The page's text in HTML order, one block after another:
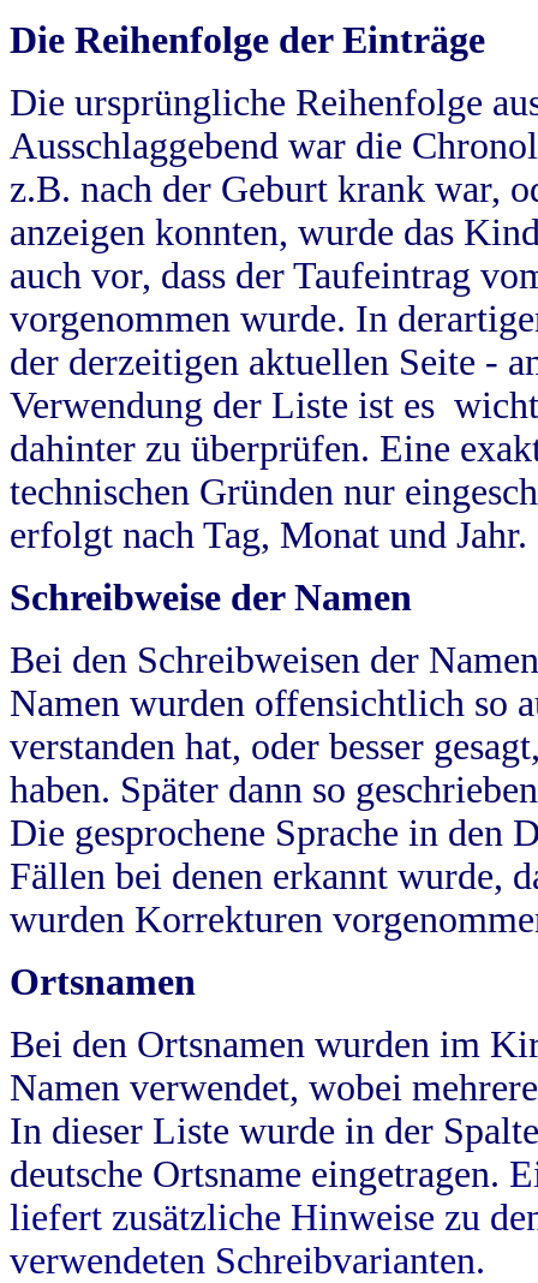
Die Reihenfolge der Einträge
Die ursprüngliche Reihenfolge
Ausschlaggebend war die
z.B. nach der Geburt krank war,
anzeigen konnten, wurde das
auch vor, dass der Taufeintrag
vorgenommen wurde. In
der derzeitigen aktuellen Seite -
Verwendung der Liste ist es
dahinter zu überprüfen. Eine
technischen Gründen nur
erfolgt nach Tag, Monat und Jahr.
Schreibweise der Namen
Bei den Schreibweisen der
Namen wurden offensichtlich so
verstanden hat, oder besser
haben. Später dann so
Die gesprochene Sprache in
Fällen bei denen erkannt wurde,
wurden Korrekturen
Ortsnamen
Bei den Ortsnamen wurden im
Namen verwendet, wobei
In dieser Liste wurde in der
deutsche Ortsname eingetragen.
liefert zusätzliche Hinweise zu
verwendeten Schreibvarianten.